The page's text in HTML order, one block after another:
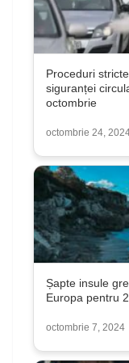
Proceduri
siguranței
octombrie
octombrie 24,
Șapte insule
Europa pentru
octombrie 7, 2024